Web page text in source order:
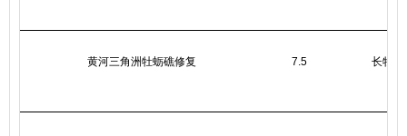
黄河三角洲牡蛎礁修复 7.5 长牡蛎